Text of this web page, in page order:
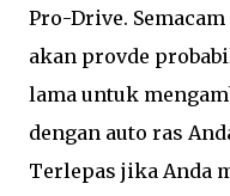
Pro-Drive.
akan provde
lama untuk
dengan auto ras
Terlepas jika Anda